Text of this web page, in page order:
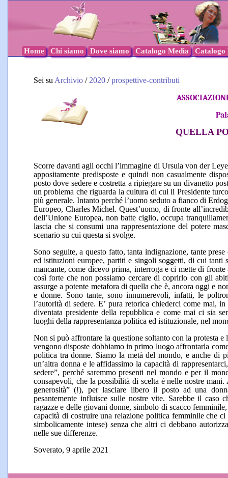
Home Chi siamo Dove siamo Catalogo Media Catalogo
Sei su Archivio / 2020 /prospettive-contributi
QUELLA
Scorre davanti agli occhi l’immagine di Ursula von der
appositamente predisposte e quindi non casualmente
posto dove sedere e costretta a ripiegare su un divanetto
un problema che riguarda la cultura di cui il Presidente
più generale. Intanto perché l’uomo seduto a fianco di
Europeo, Charles Michel. Quest’uomo, di fronte
dell’Unione Europea, non batte ciglio, occupa
lascia che si consumi una rappresentazione del potere
scenario su cui questa si svolge.
Sono seguite, a questo fatto, tanta indignazione, tante
ed istituzioni europee, partiti e singoli soggetti, di cui tanti
mancante, come dicevo prima, interroga e ci mette di
così forte che non possiamo cercare di coprirlo con gli
assurge a potente metafora di quella che è, ancora oggi e
e donne. Sono tante, sono innumerevoli, infatti, le
l’autorità di sedere. E’ pura retorica chiederci come mai,
diventata presidente della repubblica e come mai ci sia
luoghi della rappresentanza politica ed istituzionale, nel
Non si può affrontare la questione soltanto con la protesta
vengono disposte dobbiamo in primo luogo affrontarla
politica tra donne. Siamo la metà del mondo, e anche di
un’altra donna e le affidassimo la capacità di
sedere”, perché saremmo presenti nel mondo e per il
consapevoli, che la possibilità di scelta è nelle nostre
generosità” (!), per lasciare libero il posto ad una
pesantemente influisce sulle nostre vite. Sarebbe il caso
ragazze e delle giovani donne, simbolo di scacco
capacità di costruire una relazione politica femminile che
simbolicamente intese) senza che altri ci debbano
nelle sue differenze.
Soverato, 9 aprile 2021